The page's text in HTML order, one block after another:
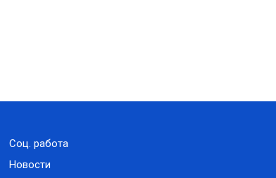
Соц. работа
Новости